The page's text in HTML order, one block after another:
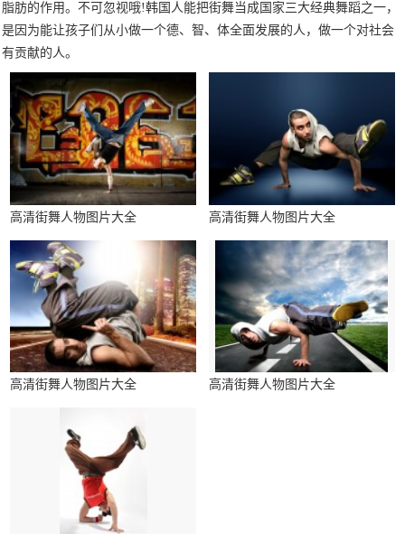
脂肪的作用。不可忽视哦!韩国人能把街舞当成国家三大经典舞蹈之一，
是因为能让孩子们从小做一个德、智、体全面发展的人，做一个对社会
有贡献的人。
高清街舞人物图片大全 高清街舞人物图片大全
高清街舞人物图片大全 高清街舞人物图片大全